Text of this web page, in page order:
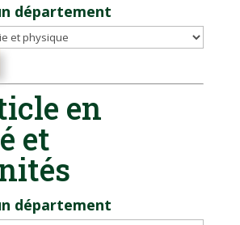
département
en
et
département